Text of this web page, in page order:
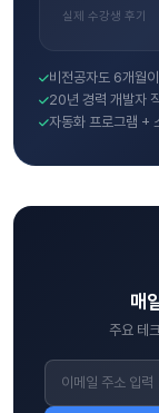
실제 수강생 후기
비전공자도 6개월
20년 경력 개발자
자동화 프로그램 +
매
주요 테